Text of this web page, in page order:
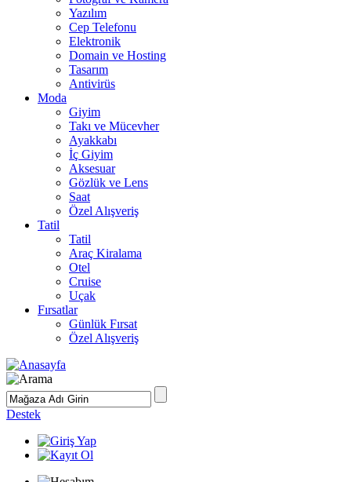
Yazılım
Cep Telefonu
Elektronik
Domain ve Hosting
Tasarım
Antivirüs
Moda
Giyim
Takı ve Mücevher
Ayakkabı
İç Giyim
Aksesuar
Gözlük ve Lens
Saat
Özel Alışveriş
Tatil
Tatil
Araç Kiralama
Otel
Cruise
Uçak
Fırsatlar
Günlük Fırsat
Özel Alışveriş
Destek